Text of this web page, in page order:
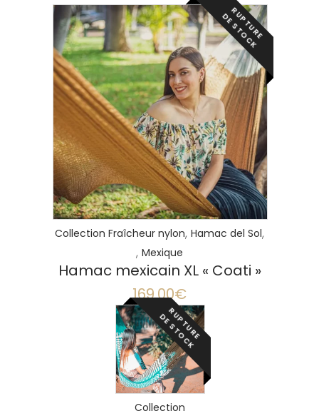
R
U
P
T
U
R
E
D
E
S
T
O
C
K
LIRE LA SUITE
Collection Fraîcheur nylon, Hamac del Sol,
, Mexique
Hamac mexicain XL « Coati »
169.00€
R
U
P
T
U
R
E
D
E
S
T
O
C
K
LIRE
LA
SUITE
Collection